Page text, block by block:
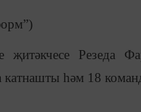
Резеда
һәм 18